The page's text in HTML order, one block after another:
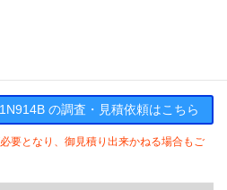
の調査・見積依頼はこちら
要となり、御見積り出来かねる場合もご